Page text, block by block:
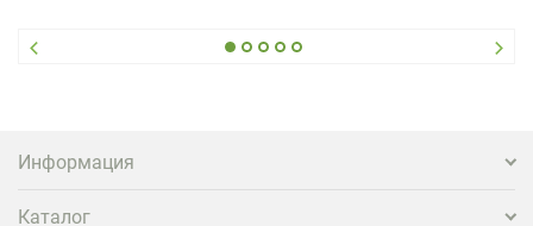
вернуться и поделиться впечатлениями в соцсетях,
проектора.
Информация
Каталог